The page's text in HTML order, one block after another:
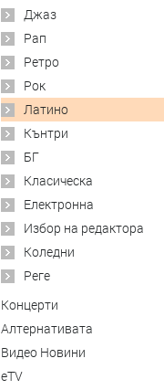
Джаз
Рап
Ретро
Рок
Латино
Кънтри
БГ
Класическа
Електронна
Избор на редактора
Коледни
Реге
Концерти
Алтернативата
Видео Новини
eTV